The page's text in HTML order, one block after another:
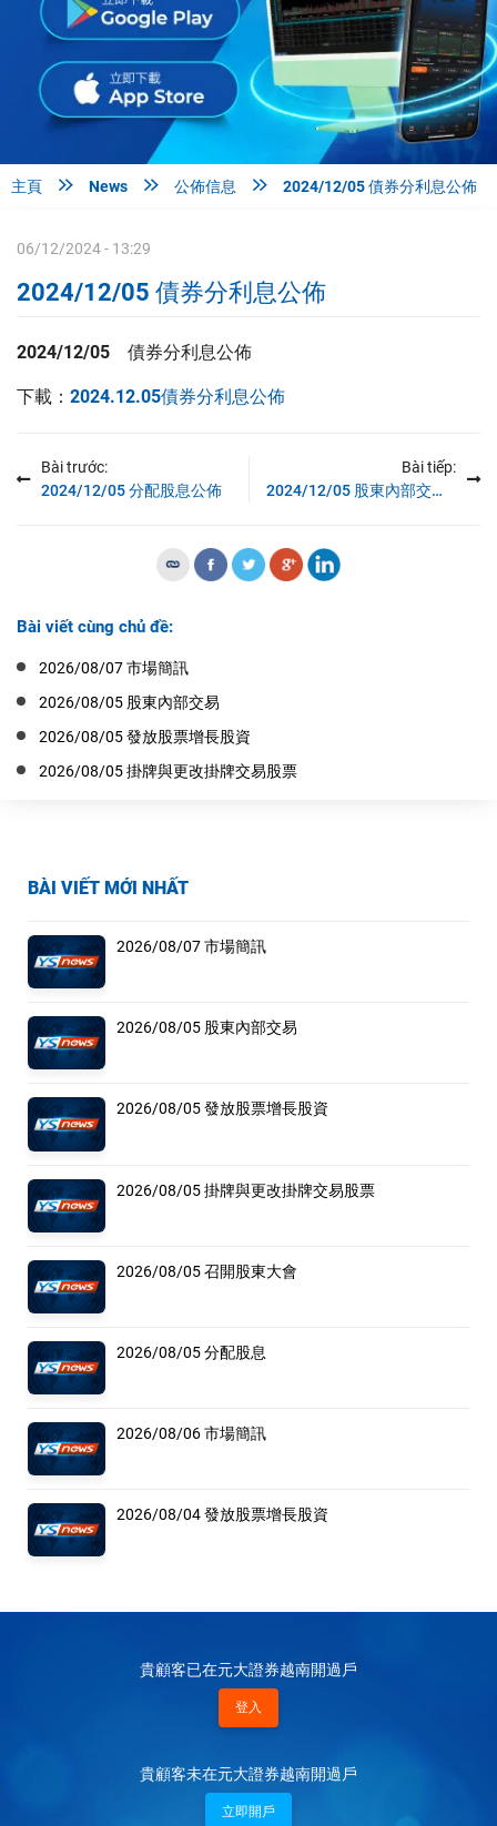
主頁  News  公佈信息  2024/12/05 債券分利息公佈
BÀI VIẾT MỚI NHẤT
2026/08/07 市場簡訊
2026/08/05 股東內部交易
2026/08/05 發放股票增長股資
2026/08/05 掛牌與更改掛牌交易股票
2026/08/05 召開股東大會
2026/08/05 分配股息
2026/08/06 市場簡訊
2026/08/04 發放股票增長股資
貴顧客已在元大證券越南開過戶
登入
貴顧客未在元大證券越南開過戶
立即開戶
06/12/2024 - 13:29
2024/12/05 債券分利息公佈
2024/12/05 債券分利息公佈
下載： 2024.12.05債券分利息公佈
Bài trước:
2024/12/05 分配股息公佈
Bài tiếp:
2024/12/05 股東內部交易公佈
Bài viết cùng chủ đề:
2026/08/07 市場簡訊
2026/08/05 股東內部交易
2026/08/05 發放股票增長股資
2026/08/05 掛牌與更改掛牌交易股票